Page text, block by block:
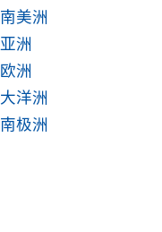
美洲
洲
洲
洋洲
极洲